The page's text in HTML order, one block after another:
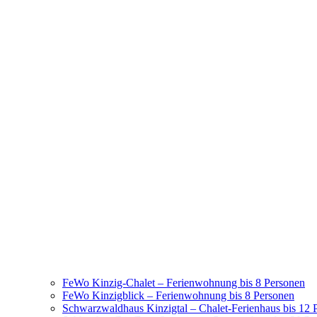
FeWo Kinzig-Chalet – Ferienwohnung bis 8 Personen
FeWo Kinzigblick – Ferienwohnung bis 8 Personen
Schwarzwaldhaus Kinzigtal – Chalet-Ferienhaus bis 12